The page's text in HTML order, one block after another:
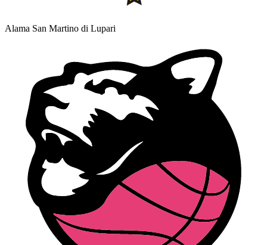
Alama San Martino di Lupari